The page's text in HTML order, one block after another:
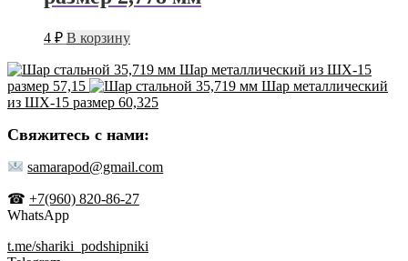
4 ₽ В корзину
Шар металлический из ШХ-15
размер 57,15
Шар металлический
из ШХ-15 размер 60,325
Свяжитесь с нами:
samarapod@gmail.com
☎ +7(960) 820-86-27
WhatsApp
t.me/shariki_podshipniki